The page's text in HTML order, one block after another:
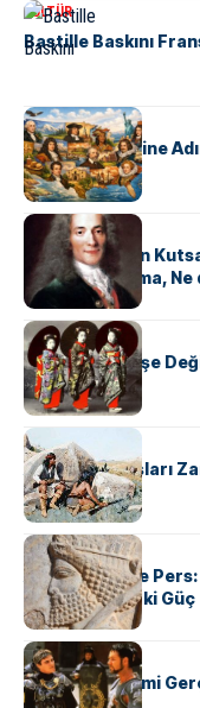
KÜLTÜR
Bastille Baskını
KÜLTÜR
ABD Eyaletlerine
KÜLTÜR
Voltaire Neden
Kutsal, Ne Roma,
KÜLTÜR
Geyşalar Fahişe
KÜLTÜR
Apache Savaşları
KÜLTÜR
Antik Yunan ve
Şekillendiren İki Güç
KÜLTÜR
‘Gladiator’ Filmi